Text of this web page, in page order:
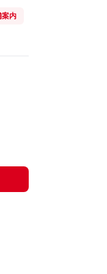
案内